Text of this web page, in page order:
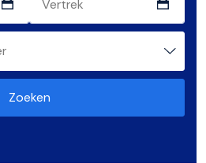
Zoeken